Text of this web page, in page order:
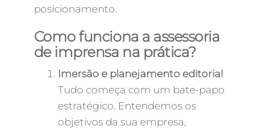
posicionamento.
Como funciona a assessoria
de imprensa na prática?
Imersão e planejamento editorial
Tudo começa com um bate-papo
estratégico. Entendemos os
objetivos da sua empresa,